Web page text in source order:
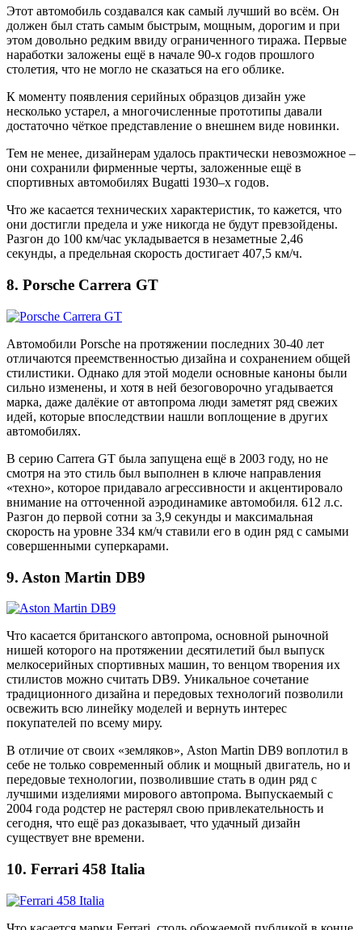
Этот автомобиль создавался как самый лучший во всём. Он
должен был стать самым быстрым, мощным, дорогим и при
этом довольно редким ввиду ограниченного тиража. Первые
наработки заложены ещё в начале 90-х годов прошлого
столетия, что не могло не сказаться на его облике.
К моменту появления серийных образцов дизайн уже
несколько устарел, а многочисленные прототипы давали
достаточно чёткое представление о внешнем виде новинки.
Тем не менее, дизайнерам удалось практически невозможное –
они сохранили фирменные черты, заложенные ещё в
спортивных автомобилях Bugatti 1930–х годов.
Что же касается технических характеристик, то кажется, что
они достигли предела и уже никогда не будут превзойдены.
Разгон до 100 км/час укладывается в незаметные 2,46
секунды, а предельная скорость достигает 407,5 км/ч.
8. Porsche Carrera GT
Автомобили Porsche на протяжении последних 30-40 лет
отличаются преемственностью дизайна и сохранением общей
стилистики. Однако для этой модели основные каноны были
сильно изменены, и хотя в ней безоговорочно угадывается
марка, даже далёкие от автопрома люди заметят ряд свежих
идей, которые впоследствии нашли воплощение в других
автомобилях.
В серию Carrera GT была запущена ещё в 2003 году, но не
смотря на это стиль был выполнен в ключе направления
«техно», которое придавало агрессивности и акцентировало
внимание на отточенной аэродинамике автомобиля. 612 л.с.
Разгон до первой сотни за 3,9 секунды и максимальная
скорость на уровне 334 км/ч ставили его в один ряд с самыми
совершенными суперкарами.
9. Aston Martin DB9
Что касается британского автопрома, основной рыночной
нишей которого на протяжении десятилетий был выпуск
мелкосерийных спортивных машин, то венцом творения их
стилистов можно считать DB9. Уникальное сочетание
традиционного дизайна и передовых технологий позволили
освежить всю линейку моделей и вернуть интерес
покупателей по всему миру.
В отличие от своих «земляков», Aston Martin DB9 воплотил в
себе не только современный облик и мощный двигатель, но и
передовые технологии, позволившие стать в один ряд с
лучшими изделиями мирового автопрома. Выпускаемый с
2004 года родстер не растерял свою привлекательность и
сегодня, что ещё раз доказывает, что удачный дизайн
существует вне времени.
10. Ferrari 458 Italia